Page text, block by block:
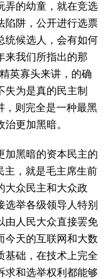
弄的幼童，就在竞选
陷阱，公开进行选票
统候选人，会有如何
来我们所指出的那
英寡头来讲，的确
失为是真的民主制
，则完全是一种最黑
更加黑暗。
加黑暗的资本民主的
主，就是毛主席生前
大众民主和大众政
举各级领导人特别
由人民大众直接罢免
今天的互联网和大数
基础，在技术上完全
求和选举权利都能够